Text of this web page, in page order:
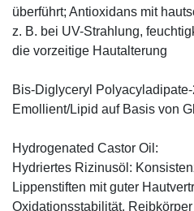
überführt; Antioxidans mit
z. B. bei UV-Strahlung,
die vorzeitige Hautalterung
Bis-Diglyceryl Polyacyladipate-
Emollient/Lipid auf Basis von
Hydrogenated Castor Oil:
Hydriertes Rizinusöl:
Lippenstiften mit guter
Oxidationsstabilität.